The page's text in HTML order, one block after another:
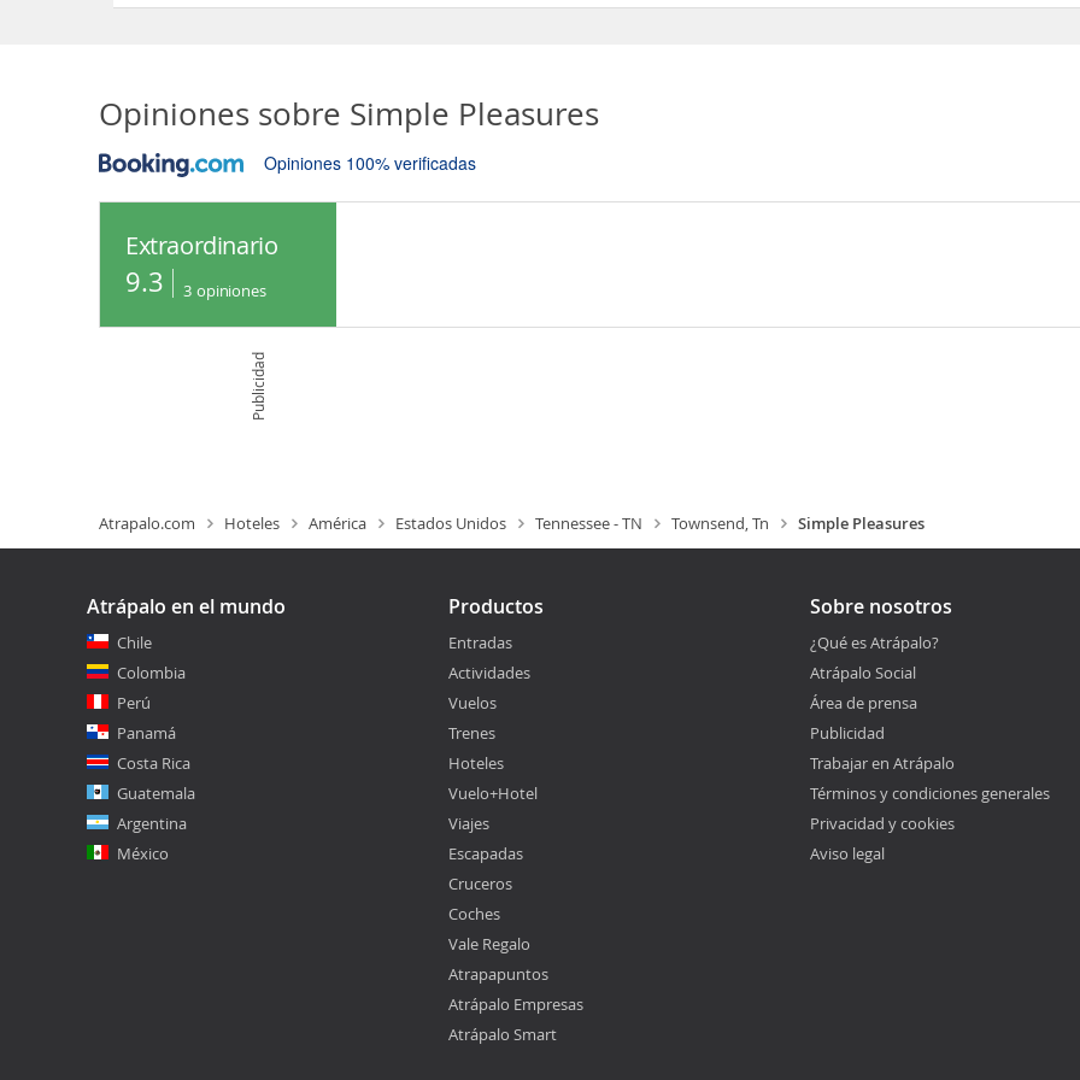
Opiniones sobre Simple Pleasures
Opiniones 100% verificadas
Extraordinario
9.3 3 opiniones
Publicidad
Atrapalo.com Hoteles América Estados Unidos Tennessee - TN Townsend, Tn Simple Pleasures
Atrápalo en el mundo
Chile
Colombia
Perú
Panamá
Costa Rica
Guatemala
Argentina
México
Productos
Entradas
Actividades
Vuelos
Trenes
Hoteles
Vuelo+Hotel
Viajes
Escapadas
Cruceros
Coches
Vale Regalo
Atrapapuntos
Atrápalo Empresas
Atrápalo Smart
Sobre nosotros
¿Qué es Atrápalo?
Atrápalo Social
Área de prensa
Publicidad
Trabajar en Atrápalo
Términos y condiciones generales
Privacidad y cookies
Aviso legal